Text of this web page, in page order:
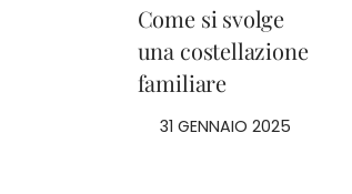
Come si svolge
una costellazione
familiare
31 GENNAIO 2025